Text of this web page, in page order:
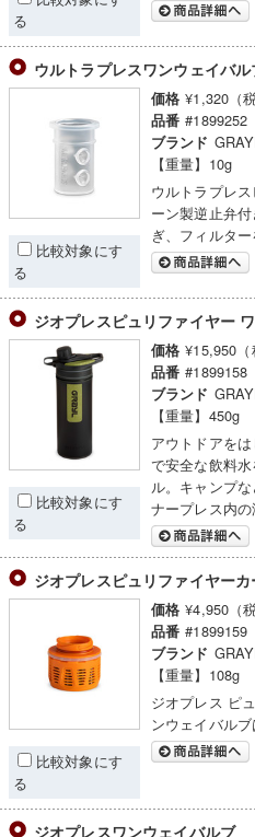
る
ウルトラプレスワンウェイバル
比較対象にす
る
価格 ¥1,320（
品番 #1899252
ブランド
【重量】10g
ウルトラプレ
ーン製逆止弁
ぎ、フィルタ
ジオプレスピュリファイヤー
比較対象にす
る
価格 ¥15,950（
品番 #1899158
ブランド
【重量】450g
アウトドアを
で安全な飲料
ル。キャンプ
ナープレス内の
ジオプレスピュリファイヤー
比較対象にす
る
価格 ¥4,950（
品番 #1899159
ブランド
【重量】108g
ジオプレス ピ
ンウェイバルブ
ジオプレスワンウェイバルブ